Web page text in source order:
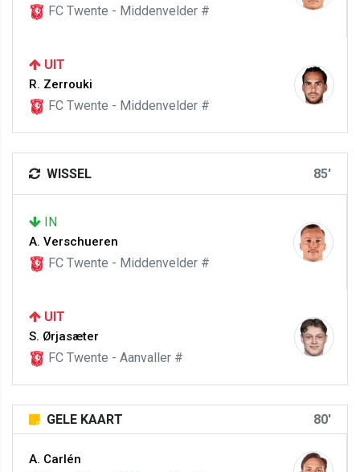
FC Twente - Middenvelder #
UIT
R. Zerrouki
FC Twente - Middenvelder #
WISSEL 85'
IN
A. Verschueren
FC Twente - Middenvelder #
UIT
S. Ørjasæter
FC Twente - Aanvaller #
GELE KAART 80'
A. Carlén